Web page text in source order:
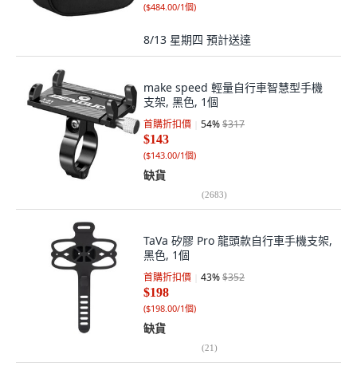
($484.00/1個)
8/13 星期四 預計送達
make speed 輕量自行車智慧型手機
支架, 黑色, 1個
首購折扣價 54%$317
$143
($143.00/1個)
缺貨
(2683)
TaVa 矽膠 Pro 龍頭款自行車手機支架,
黑色, 1個
首購折扣價 43%$352
$198
($198.00/1個)
缺貨
(21)